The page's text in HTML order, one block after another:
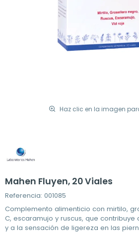
Haz clic en la imagen
Mahen Fluyen, 20 Viales
Referencia: 001085
Complemento alimenticio con mirtilo,
C, escaramujo y ruscus, que
y a la sensación de ligereza en las